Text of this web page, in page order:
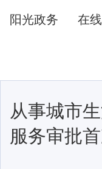
阳光政务 在
从事城市
服务审批